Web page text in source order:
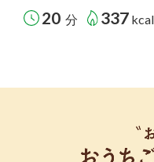
20 分 337 kcal